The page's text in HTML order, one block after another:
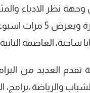
وجهة نظر الادباء
الاخري «منطقة
ساخنة، العاصمة
تقدم العديد من
والرياضة